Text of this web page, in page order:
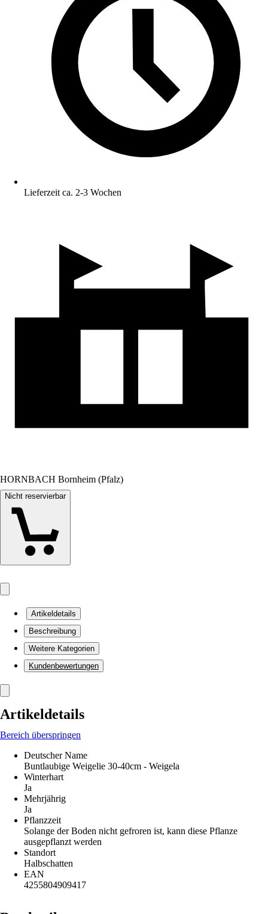
Lieferzeit ca. 2-3 Wochen
HORNBACH Bornheim (Pfalz)
Nicht reservierbar
Artikeldetails
Beschreibung
Weitere Kategorien
Kundenbewertungen
Artikeldetails
Bereich überspringen
Deutscher Name
Buntlaubige Weigelie 30-40cm - Weigela
Winterhart
Ja
Mehrjährig
Ja
Pflanzzeit
Solange der Boden nicht gefroren ist, kann diese Pflanze
ausgepflanzt werden
Standort
Halbschatten
EAN
4255804909417